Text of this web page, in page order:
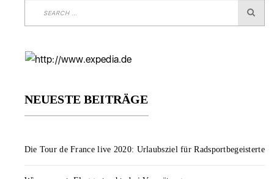
NEUESTE BEITRÄGE
Die Tour de France live 2020: Urlaubsziel für Radsportbegeisterte